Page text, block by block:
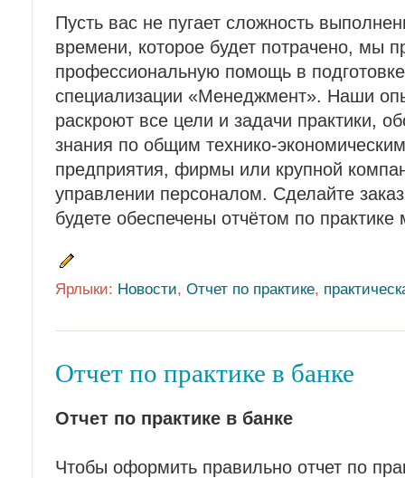
Пусть вас не пугает сложность
времени, которое будет потрачено, мы
профессиональную помощь в подготовке
специализации «Менеджмент». Наши
раскроют все цели и задачи практики,
знания по общим технико-
предприятия, фирмы или крупной
управлении персоналом. Сделайте
будете обеспечены отчётом по
Ярлыки: Новости, Отчет по практике,
Отчет по практике в банке
Отчет по практике в банке
Чтобы оформить правильно отчет по